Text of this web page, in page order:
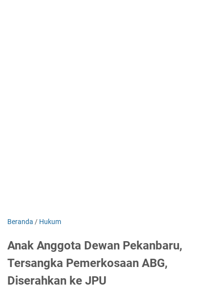
Beranda / Hukum
Anak Anggota Dewan Pekanbaru,
Tersangka Pemerkosaan ABG,
Diserahkan ke JPU